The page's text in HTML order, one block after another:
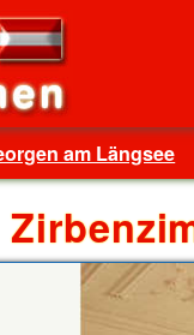
am Längsee